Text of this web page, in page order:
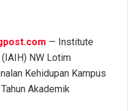
— Institute
NW Lotim
Kehidupan Kampus
Akademik